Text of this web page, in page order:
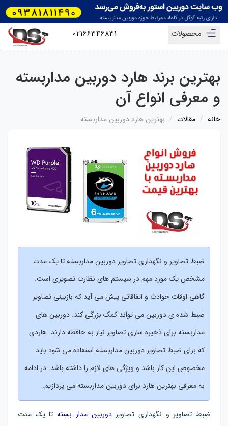
محصولات 02166346831
بهترین برند هارد دوربین مداربسته
و معرفی انواع آن
خانه مقالات بهترین هارد دوربین مداربسته
ضبط تصاویر و نگهداری تصاویر دوربین مداربسته تا یک مدت
مشخص یک مورد مهم در سیستم های نظارت تصویری است.
گاهی اوقات حوادث و اتفاقاتی پیش می آید که بازبینی تصاویر
ضبط شده ی دوربین می تواند کمک بزرگی کند. دوربین های
مداربسته برای ذخیره سازی تصاویر نیاز به حافظه دارند. هاردی
که برای ضبط تصاویر دوربین مداربسته استفاده می شود باید
مخصوص این کار باشد و ویژگی های لازم را داشته باشد. در ادامه
به معرفی بهترین هارد برای دوربین مداربسته می پردازیم.
ضبط تصاویر و نگهداری تصاویردوربین مدار بستهتا یک مدت